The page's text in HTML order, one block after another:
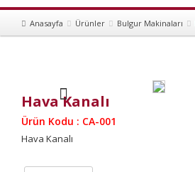
Anasayfa Ürünler Bulgur Makinaları
Hava Kanalı
Ürün Kodu : CA-001
Hava Kanalı